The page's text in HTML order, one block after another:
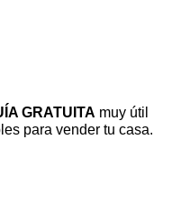
GRATUITA muy útil
para vender tu casa.